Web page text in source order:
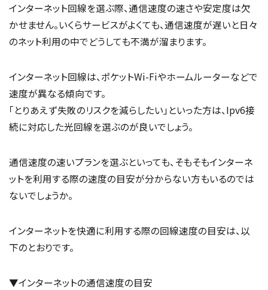
インターネット回線を選ぶ際、通信速度の速さや安定度は欠
かせません。いくらサービスがよくても、通信速度が遅いと日々
のネット利用の中でどうしても不満が溜まります。
インターネット回線は、ポケットWi-Fiやホームルーターなどで
速度が異なる傾向です。
「とりあえず失敗のリスクを減らしたい」といった方は、Ipv6接
続に対応した光回線を選ぶのが良いでしょう。
通信速度の速いプランを選ぶといっても、そもそもインターネ
ットを利用する際の速度の目安が分からない方もいるのでは
ないでしょうか。
インターネットを快適に利用する際の回線速度の目安は、以
下のとおりです。
▼インターネットの通信速度の目安